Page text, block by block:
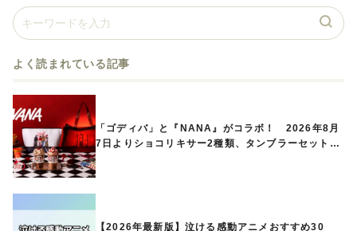
よく読まれている記事
「ゴディバ」と『NANA』がコラボ！ 2026年8月
7日よりショコリキサー2種類、タンブラーセットな
【2026年最新版】泣ける感動アニメおすすめ30